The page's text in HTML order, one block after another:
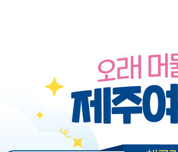
면"…안동 물길공원서 헤엄친 구렁이 '소동'
고 2경기 침묵…LAFC, 톨루카에 1-0 승리(종합)
고 반성한 이강인 "한국 축구, 좋은 부분도 봐 달라"
독 "이강인 다재다능한 선수…다양한 역할 맡길
관중 앞 ATM 데뷔…뜨거운 응원 속 새출발(종합)
드 7번' 이강인 데뷔전…맨시티에 1-3 역전패(종합)